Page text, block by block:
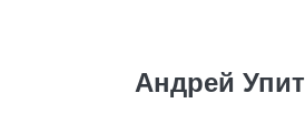
Андрей Упит